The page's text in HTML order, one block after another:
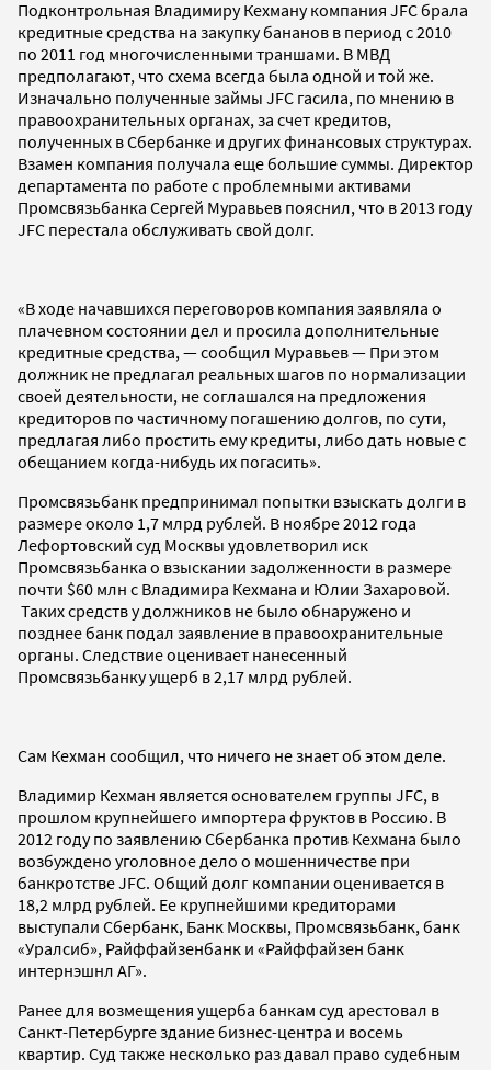
Подконтрольная Владимиру Кехману компания JFC брала
кредитные средства на закупку бананов в период с 2010
по 2011 год многочисленными траншами. В МВД
предполагают, что схема всегда была одной и той же.
Изначально полученные займы JFC гасила, по мнению в
правоохранительных органах, за счет кредитов,
полученных в Сбербанке и других финансовых структурах.
Взамен компания получала еще большие суммы. Директор
департамента по работе с проблемными активами
Промсвязьбанка Сергей Муравьев пояснил, что в 2013 году
JFC перестала обслуживать свой долг.
«В ходе начавшихся переговоров компания заявляла о
плачевном состоянии дел и просила дополнительные
кредитные средства, — сообщил Муравьев — При этом
должник не предлагал реальных шагов по нормализации
своей деятельности, не соглашался на предложения
кредиторов по частичному погашению долгов, по сути,
предлагая либо простить ему кредиты, либо дать новые с
обещанием когда-нибудь их погасить».
Промсвязьбанк предпринимал попытки взыскать долги в
размере около 1,7 млрд рублей. В ноябре 2012 года
Лефортовский суд Москвы удовлетворил иск
Промсвязьбанка о взыскании задолженности в размере
почти $60 млн с Владимира Кехмана и Юлии Захаровой.
Таких средств у должников не было обнаружено и
позднее банк подал заявление в правоохранительные
органы. Следствие оценивает нанесенный
Промсвязьбанку ущерб в 2,17 млрд рублей.
Сам Кехман сообщил, что ничего не знает об этом деле.
Владимир Кехман является основателем группы JFC, в
прошлом крупнейшего импортера фруктов в Россию. В
2012 году по заявлению Сбербанка против Кехмана было
возбуждено уголовное дело о мошенничестве при
банкротстве JFC. Общий долг компании оценивается в
18,2 млрд рублей. Ее крупнейшими кредиторами
выступали Сбербанк, Банк Москвы, Промсвязьбанк, банк
«Уралсиб», Райффайзенбанк и «Райффайзен банк
интернэшнл АГ».
Ранее для возмещения ущерба банкам суд арестовал в
Санкт-Петербурге здание бизнес-центра и восемь
квартир. Суд также несколько раз давал право судебным